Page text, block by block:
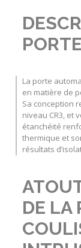
La porte
en matière de
Sa conception
niveau CR3, et
étanchéité
thermique et
résultats
DE LA